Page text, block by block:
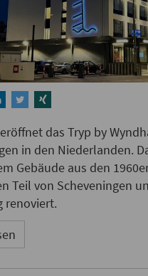
das Tryp by
in den Niederlanden.
Gebäude aus den
Teil von Scheveningen
renoviert.